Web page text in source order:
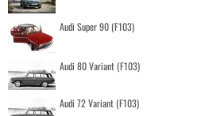
Audi Super 90 (F103)
Audi 80 Variant (F103)
Audi 72 Variant (F103)